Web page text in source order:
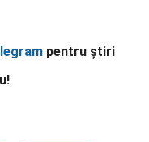
pentru știri